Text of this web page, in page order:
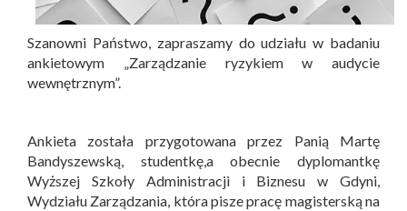
Szanowni Państwo, zapraszamy do udziału w badaniu
ankietowym „Zarządzanie ryzykiem w audycie
wewnętrznym”.
Ankieta została przygotowana przez Panią Martę
Bandyszewską, studentkę,a obecnie dyplomantkę
Wyższej Szkoły Administracji i Biznesu w Gdyni,
Wydziału Zarządzania, która pisze pracę magisterską na